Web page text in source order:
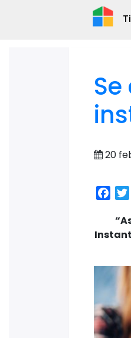
20